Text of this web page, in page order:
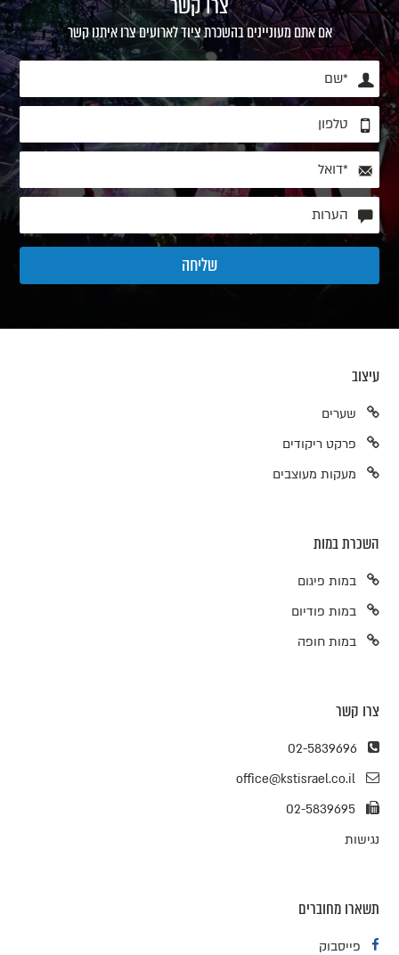
אם אתם מעוניינים בהשכרת ציוד לארועים צרו איתנו קשר
עיצוב
שערים
פרקט ריקודים
מעקות מעוצבים
השכרת במות
במות פיגום
במות פודיום
במות חופה
צרו קשר
02-5839696
office@kstisrael.co.il
02-5839695
נגישות
תשארו מחוברים
פייסבוק